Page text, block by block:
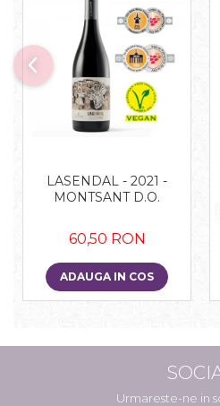
LASENDAL - 2021 -
MONTSANT D.O.
60,50 RON
ADAUGA IN COS
Urmareste-ne in